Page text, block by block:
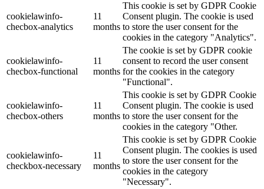
cookielawinfo-
checbox-analytics
11
months
This cookie is set by GDPR Cookie
Consent plugin. The cookie is used
to store the user consent for the
cookies in the category "Analytics".
cookielawinfo-
checbox-functional
11
months
The cookie is set by GDPR cookie
consent to record the user consent
for the cookies in the category
"Functional".
cookielawinfo-
checbox-others
11
months
This cookie is set by GDPR Cookie
Consent plugin. The cookie is used
to store the user consent for the
cookies in the category "Other.
cookielawinfo-
checkbox-necessary
11
months
This cookie is set by GDPR Cookie
Consent plugin. The cookies is used
to store the user consent for the
cookies in the category
"Necessary".